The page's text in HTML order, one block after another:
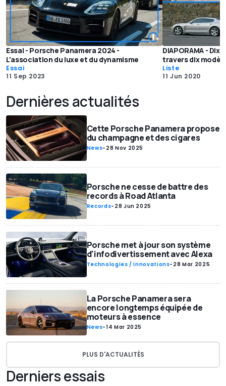
Essai - Porsche Panamera 2024 -
L'association du luxe et du dynamisme
Essai
11 Sep 2023
DIAPORAMA -
travers dix
Liste
11 Jun 2020
Dernières actualités
Cette Porsche Panamera propose
du champagne et des cigares
News- 28 Nov 2025
Porsche ne cesse de battre des
records à Road Atlanta
Records- 28 Jun 2025
Porsche met à jour son système
d'infodivertissement avec Alexa
Technologies / Innovations- 28 Mar 2025
La Porsche Panamera sera
encore longtemps équipée de
moteurs à essence
News-14 Mar 2025
PLUS D'ACTUALITÉS
Derniers essais